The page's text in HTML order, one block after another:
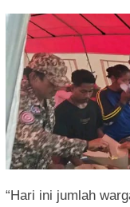
“Hari ini jumlah